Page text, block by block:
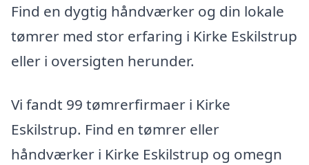
Find en dygtig håndværker og din lokale
tømrer med stor erfaring i Kirke Eskilstrup
eller i oversigten herunder.
Vi fandt 99 tømrerfirmaer i Kirke
Eskilstrup. Find en tømrer eller
håndværker i Kirke Eskilstrup og omegn